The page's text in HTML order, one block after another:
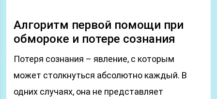
Алгоритм первой помощи при
обмороке и потере сознания
Потеря сознания – явление, с которым
может столкнуться абсолютно каждый. В
одних случаях, она не представляет